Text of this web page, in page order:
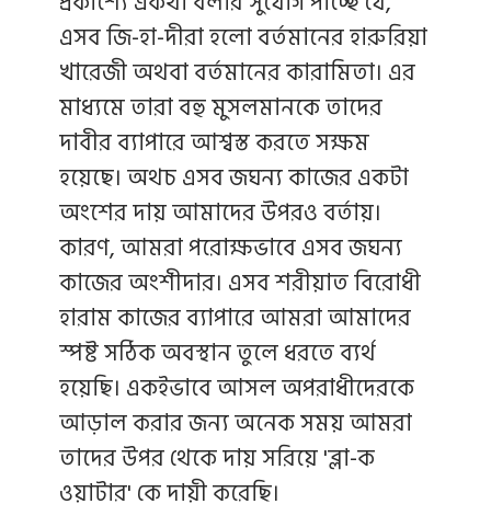
এসব জি-হা-দীরা হলো বর্তমানের হারুরিয়া
খারেজী অথবা বর্তমানের কারামিতা। এর
মাধ্যমে তারা বহু মুসলমানকে তাদের
দাবীর ব্যাপারে আশ্বস্ত করতে সক্ষম
হয়েছে। অথচ এসব জঘন্য কাজের একটা
অংশের দায় আমাদের উপরও বর্তায়।
কারণ, আমরা পরোক্ষভাবে এসব জঘন্য
কাজের অংশীদার। এসব শরীয়াত বিরোধী
হারাম কাজের ব্যাপারে আমরা আমাদের
স্পষ্ট সঠিক অবস্থান তুলে ধরতে ব্যর্থ
হয়েছি। একইভাবে আসল অপরাধীদেরকে
আড়াল করার জন্য অনেক সময় আমরা
তাদের উপর থেকে দায় সরিয়ে 'ব্লা-ক
ওয়াটার' কে দায়ী করেছি।